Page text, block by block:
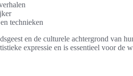
technieken
en de culturele achtergrond van
expressie en is essentieel voor de